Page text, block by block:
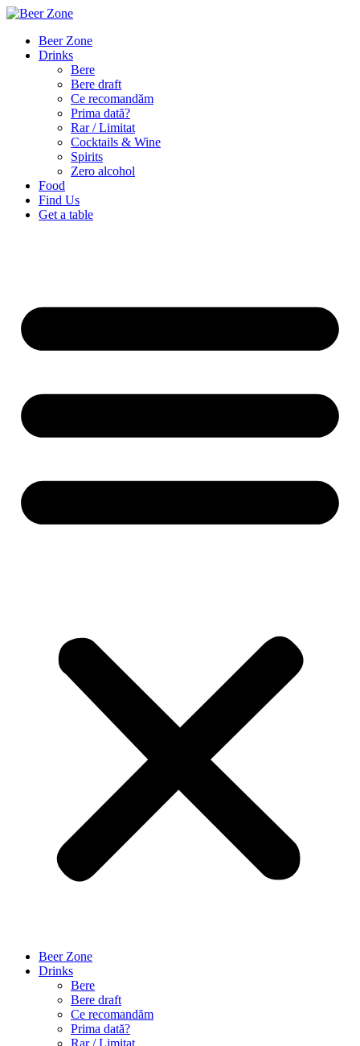
Beer Zone
Drinks
Bere
Bere draft
Ce recomandăm
Prima dată?
Rar / Limitat
Cocktails & Wine
Spirits
Zero alcohol
Food
Find Us
Get a table
Beer Zone
Drinks
Bere
Bere draft
Ce recomandăm
Prima dată?
Rar / Limitat